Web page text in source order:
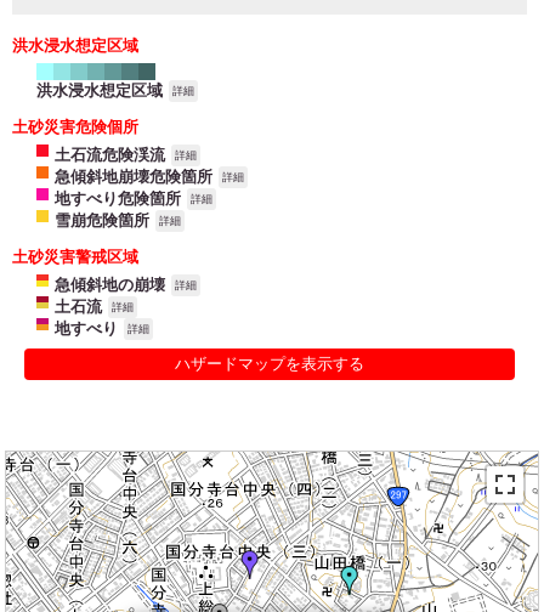
洪水浸水想定区域
洪水浸水想定区域 詳細
土砂災害危険個所
土石流危険渓流
詳細
急傾斜地崩壊危険箇所 詳細
地すべり危険箇所 詳細
雪崩危険箇所 詳細
土砂災害警戒区域
急傾斜地の崩壊
詳細
土石流 詳細
地すべり 詳細
ハザードマップを表示する